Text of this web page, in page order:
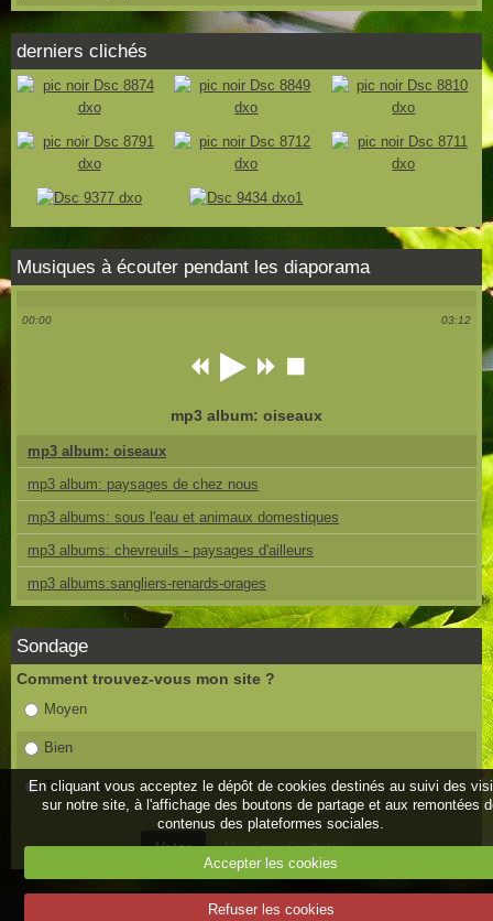
derniers clichés
Musiques à écouter pendant les diaporama
00:00 03:12
mp3 album: oiseaux
mp3 album: oiseaux
mp3 album: paysages de chez nous
mp3 albums: sous l'eau et animaux domestiques
mp3 albums: chevreuils - paysages d'ailleurs
mp3 albums:sangliers-renards-orages
Sondage
Comment trouvez-vous mon site ?
Moyen
Bien
Très bien
Mentions légales
En cliquant vous acceptez le dépôt de cookies destinés au suivi des
sur notre site, à l'affichage des boutons de partage et aux remontées
contenus des plateformes sociales.
Accepter les cookies
Refuser les cookies